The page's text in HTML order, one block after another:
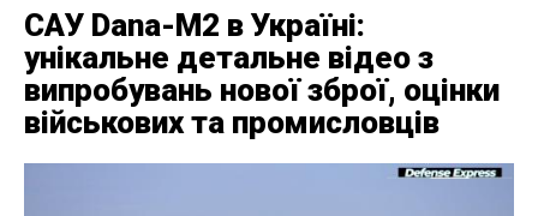
САУ Dana-M2 в Україні:
унікальне детальне відео з
випробувань нової зброї, оцінки
військових та промисловців